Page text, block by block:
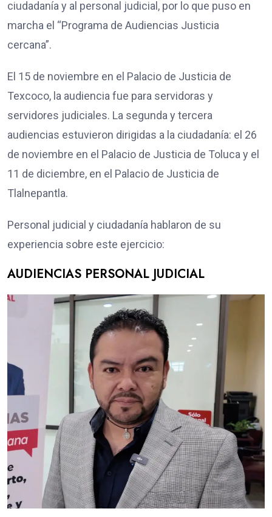
ciudadanía y al personal judicial, por lo que puso en
marcha el “Programa de Audiencias Justicia
cercana”.
El 15 de noviembre en el Palacio de Justicia de
Texcoco, la audiencia fue para servidoras y
servidores judiciales. La segunda y tercera
audiencias estuvieron dirigidas a la ciudadanía: el 26
de noviembre en el Palacio de Justicia de Toluca y el
11 de diciembre, en el Palacio de Justicia de
Tlalnepantla.
Personal judicial y ciudadanía hablaron de su
experiencia sobre este ejercicio:
AUDIENCIAS PERSONAL JUDICIAL